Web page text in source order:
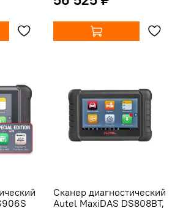
Сканер диагностический
Autel MaxiDAS DS808BT,